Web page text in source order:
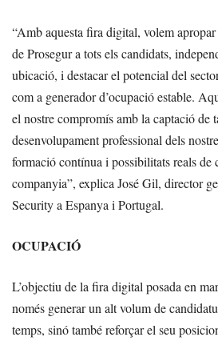
“Amb aquesta fira digital, volem
de Prosegur a tots els candidats,
ubicació, i destacar el potencial del
com a generador d’ocupació estable.
el nostre compromís amb la captació de
desenvolupament professional dels
formació contínua i possibilitats reals de
companyia”, explica José Gil, director
Security a Espanya i Portugal.
OCUPACIÓ
L’objectiu de la fira digital posada en
només generar un alt volum de
temps, sinó també reforçar el seu